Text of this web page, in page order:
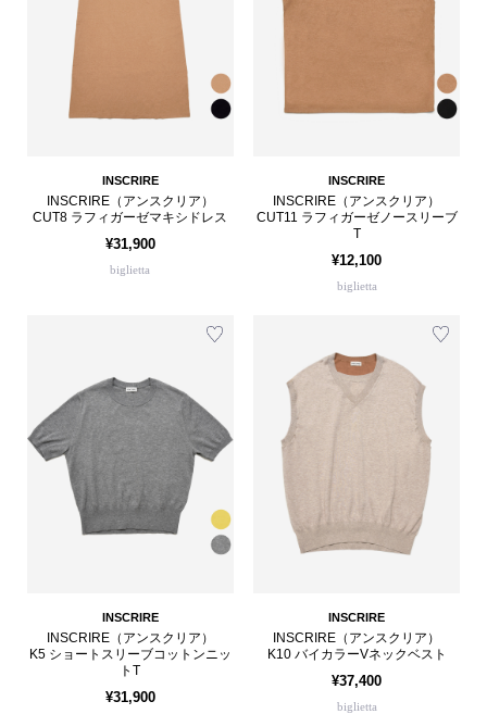
INSCRIRE
INSCRIRE（アンスクリア）
CUT8 ラフィガーゼマキシドレス
¥31,900
biglietta
INSCRIRE
INSCRIRE（アンスクリア）
CUT11 ラフィガーゼノースリーブ
T
¥12,100
biglietta
INSCRIRE
INSCRIRE（アンスクリア）
K5 ショートスリーブコットンニッ
トT
¥31,900
INSCRIRE
INSCRIRE（アンスクリア）
K10 バイカラーVネックベスト
¥37,400
biglietta